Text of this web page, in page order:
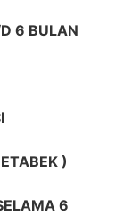
6 BULAN
)
6